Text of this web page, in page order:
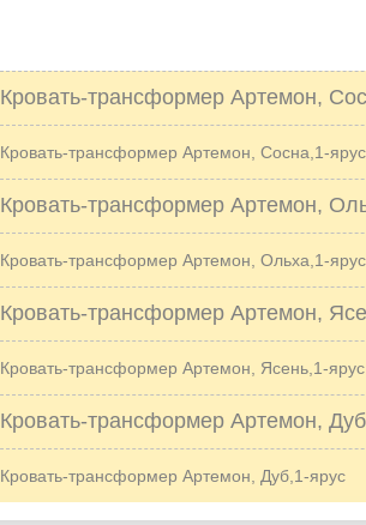
Кровать-трансформер Артемон,
Кровать-трансформер Артемон, Сосна,1-ярус
Кровать-трансформер Артемон,
Кровать-трансформер Артемон, Ольха,1-ярус
Кровать-трансформер Артемон,
Кровать-трансформер Артемон, Ясень,1-ярус
Кровать-трансформер Артемон, Дуб
Кровать-трансформер Артемон, Дуб,1-ярус